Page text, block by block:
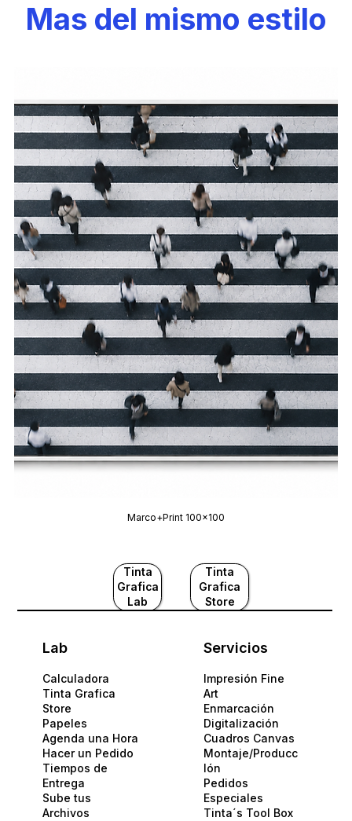
Mas del mismo estilo
Marco+Print 100x100
Tinta
Grafica
Lab
Tinta
Grafica
Store
Lab
Calculadora
Tinta Grafica
Store
Papeles​
Agenda una Hora
Hacer un Pedido
Tiempos de
Entrega
Sube tus
Archivos
Servicios
Impresión Fine
Art
Enmarcación
Digitalización
Cuadros Canvas
Montaje/Producc
Ión
Pedidos
Especiales
Tinta´s Tool Box